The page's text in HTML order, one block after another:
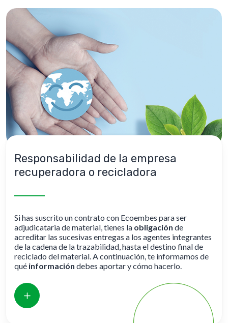
Responsabilidad de la empresa
recuperadora o recicladora
Si has suscrito un contrato con Ecoembes para ser
adjudicataria de material, tienes la obligación de
acreditar las sucesivas entregas a los agentes integrantes
de la cadena de la trazabilidad, hasta el destino final de
reciclado del material. A continuación, te informamos de
qué información debes aportar y cómo hacerlo.